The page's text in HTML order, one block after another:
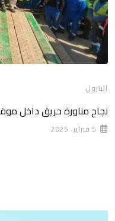
البترول
نجاح مناورة حريق داخل
5 فبراير، 2025